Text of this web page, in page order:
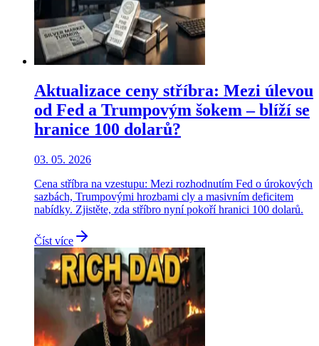
Aktualizace ceny stříbra: Mezi úlevou
od Fed a Trumpovým šokem – blíží se
hranice 100 dolarů?
03. 05. 2026
Cena stříbra na vzestupu: Mezi rozhodnutím Fed o úrokových
sazbách, Trumpovými hrozbami cly a masivním deficitem
nabídky. Zjistěte, zda stříbro nyní pokoří hranici 100 dolarů.
Číst více